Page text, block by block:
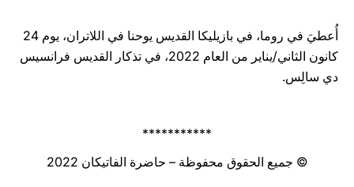
أُعطيَ في روما، في بازيليكا القديس يوحنا في اللاتران، يوم 24
كانون الثاني/يناير من العام 2022، في تذكار القديس فرانسيس
دي سالِس.
***********
© جميع الحقوق محفوظة – حاضرة الفاتيكان 2022